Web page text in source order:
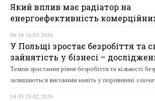
Який вплив має радіатор на
енергоефективність
08:34 16.03.2026
У Польщі зростає безробіття та
зайнятість у бізнесі –
Темпи зростання рівня безробіття та кількості
залишаються високими навіть у порівнянні з
14:35 24.02.2026